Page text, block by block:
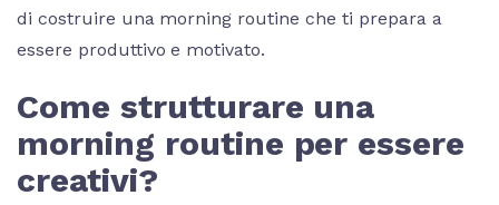
di costruire una morning routine che ti prepara a
essere produttivo e motivato.
Come strutturare una
morning routine per essere
creativi?